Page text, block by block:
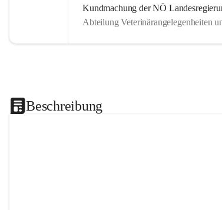
Kundmachung der NÖ
Abteilung Veterinärangelegenheiten
Beschreibung